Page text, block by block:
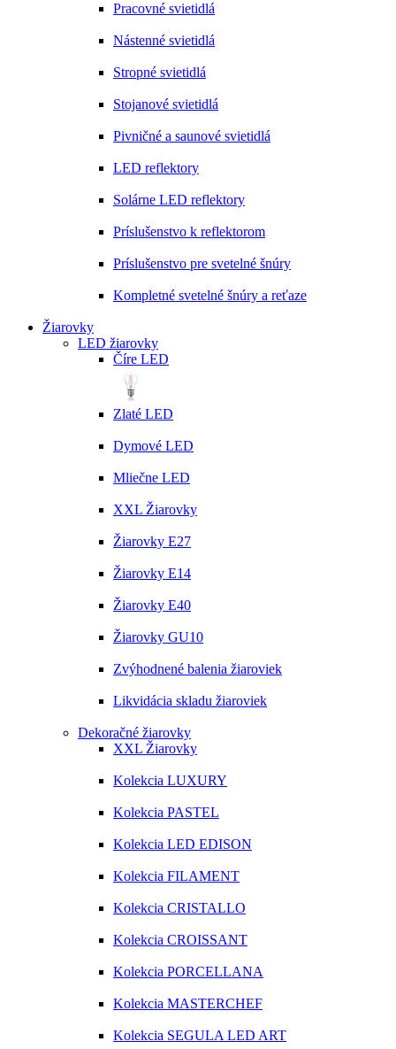
Pracovné svietidlá
Nástenné svietidlá
Stropné svietidlá
Stojanové svietidlá
Pivničné a saunové svietidlá
LED reflektory
Solárne LED reflektory
Príslušenstvo k reflektorom
Príslušenstvo pre svetelné šnúry
Kompletné svetelné šnúry a reťaze
Žiarovky
LED žiarovky
Číre LED
Zlaté LED
Dymové LED
Mliečne LED
XXL Žiarovky
Žiarovky E27
Žiarovky E14
Žiarovky E40
Žiarovky GU10
Zvýhodnené balenia žiaroviek
Likvidácia skladu žiaroviek
Dekoračné žiarovky
XXL Žiarovky
Kolekcia LUXURY
Kolekcia PASTEL
Kolekcia LED EDISON
Kolekcia FILAMENT
Kolekcia CRISTALLO
Kolekcia CROISSANT
Kolekcia PORCELLANA
Kolekcia MASTERCHEF
Kolekcia SEGULA LED ART